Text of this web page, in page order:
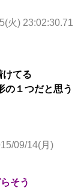
火) 23:02:30.71
けてる
の１つだと思う
09/14(月)
そう